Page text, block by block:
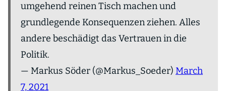
umgehend reinen Tisch machen und
grundlegende Konsequenzen ziehen. Alles
andere beschädigt das Vertrauen in die
Politik.
— Markus Söder (@Markus_Soeder) March
7, 2021